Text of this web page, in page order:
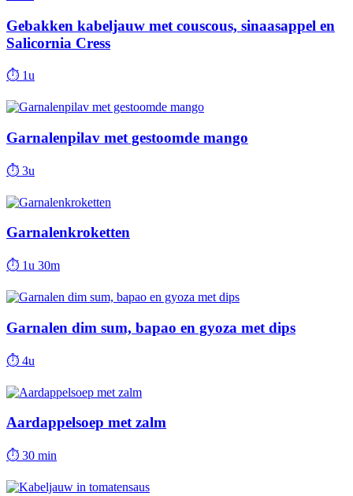
Gebakken kabeljauw met couscous, sinaasappel en
Salicornia Cress
⏱ 1u
Garnalenpilav met gestoomde mango
⏱ 3u
Garnalenkroketten
⏱ 1u 30m
Garnalen dim sum, bapao en gyoza met dips
⏱ 4u
Aardappelsoep met zalm
⏱ 30 min